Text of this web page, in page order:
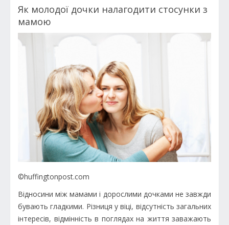
Як молодої дочки налагодити стосунки з
мамою
©huffingtonpost.com
Відносини між мамами і дорослими дочками не завжди
бувають гладкими. Різниця у віці, відсутність загальних
інтересів, відмінність в поглядах на життя заважають